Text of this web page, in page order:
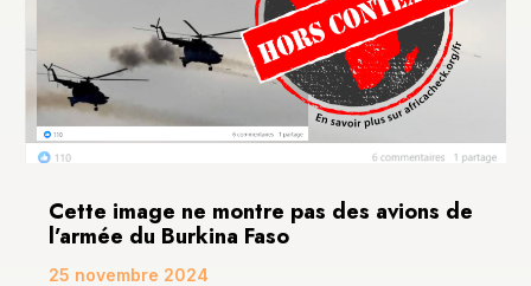
Cette image ne montre pas des avions de
l’armée du Burkina Faso
25 novembre 2024